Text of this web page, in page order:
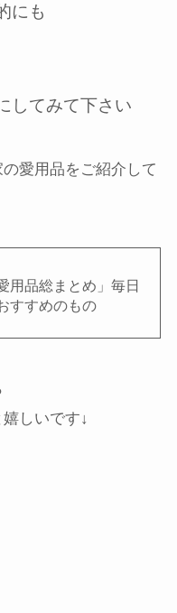
にも
してみて下さい
愛用品をご紹介して
用品総まとめ」毎日
すすめのもの
しいです↓